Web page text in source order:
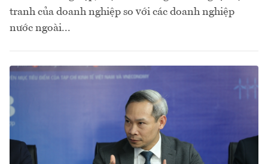
tranh của doanh nghiệp so với các doanh nghiệp
nước ngoài...